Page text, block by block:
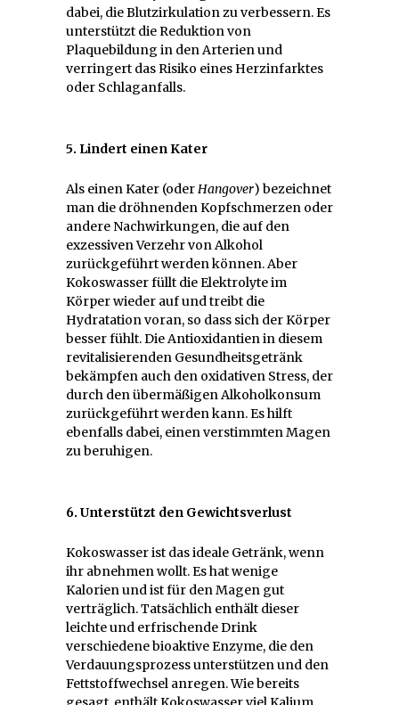
dabei, die Blutzirkulation zu verbessern. Es
unterstützt die Reduktion von
Plaquebildung in den Arterien und
verringert das Risiko eines Herzinfarktes
oder Schlaganfalls.
5. Lindert einen Kater
Als einen Kater (oderHangover) bezeichnet
man die dröhnenden Kopfschmerzen oder
andere Nachwirkungen, die auf den
exzessiven Verzehr von Alkohol
zurückgeführt werden können. Aber
Kokoswasser füllt die Elektrolyte im
Körper wieder auf und treibt die
Hydratation voran, so dass sich der Körper
besser fühlt. Die Antioxidantien in diesem
revitalisierenden Gesundheitsgetränk
bekämpfen auch den oxidativen Stress, der
durch den übermäßigen Alkoholkonsum
zurückgeführt werden kann. Es hilft
ebenfalls dabei, einen verstimmten Magen
zu beruhigen.
6. Unterstützt den Gewichtsverlust
Kokoswasser ist das ideale Getränk, wenn
ihr abnehmen wollt. Es hat wenige
Kalorien und ist für den Magen gut
verträglich. Tatsächlich enthält dieser
leichte und erfrischende Drink
verschiedene bioaktive Enzyme, die den
Verdauungsprozess unterstützen und den
Fettstoffwechsel anregen. Wie bereits